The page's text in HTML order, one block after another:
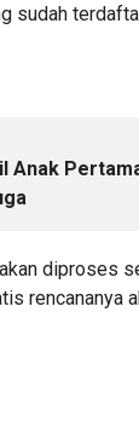
sudah
Anak
diproses
rencananya